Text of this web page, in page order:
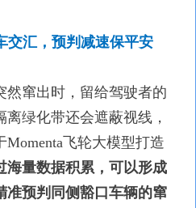
交汇，预判减速保平安
然窜出时，留给驾驶者的
绿化带还会遮蔽视线，
飞轮大模型打造
海量数据积累，可以形成
准预判同侧豁口车辆的窜